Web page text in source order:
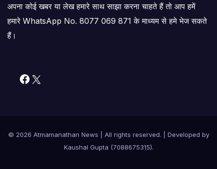
अपना कोई खबर या लेख हमारे साथ साझा करना चाहते हैं तो आप हमें
हमारे WhatsApp No. 8077 069 871 के माध्यम से हमे भेज सकते
हैं।
Facebook
X
© 2026 Atmamanathan News
All rights reserved. | Developed by
Kaushal Gupta (7088675315).